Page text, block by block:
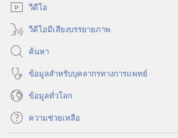
วีดีโอ
วีดีโอมีเสียงบรรยายภาพ
ค้นหา
ข้อมูล​สำหรับ​บุคลากร​ทาง​การ​แพทย์
ข้อมูล​ทั่ว​โลก
ความช่วยเหลือ